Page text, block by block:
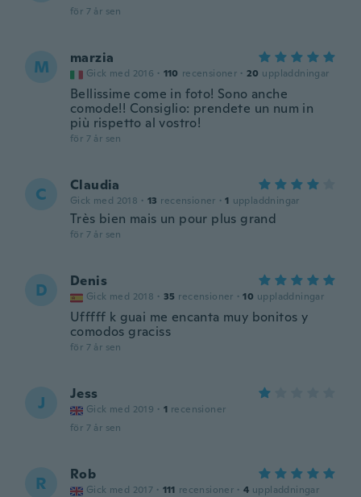
för 7 år sen
M marzia
Gick med 2016 · 110 recensioner · 20 uppladdningar
Bellissime come in foto! Sono anche
comode!! Consiglio: prendete un num in
più rispetto al vostro!
för 7 år sen
C Claudia
Gick med 2018 · 13 recensioner · 1 uppladdningar
Très bien mais un pour plus grand
för 7 år sen
D Denis
Gick med 2018 · 35 recensioner · 10 uppladdningar
Ufffff k guai me encanta muy bonitos y
comodos graciss
för 7 år sen
J Jess
Gick med 2019 · 1 recensioner
för 7 år sen
R Rob
Gick med 2017 · 111 recensioner · 4 uppladdningar